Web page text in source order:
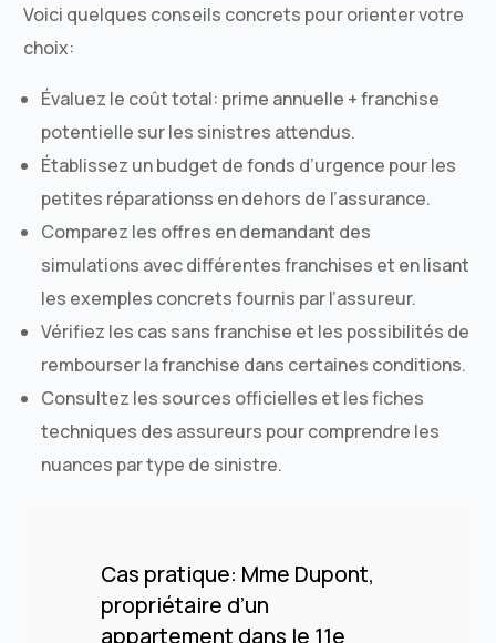
Voici quelques conseils concrets pour orienter votre
choix:
Évaluez le coût total: prime annuelle + franchise
potentielle sur les sinistres attendus.
Établissez un budget de fonds d’urgence pour les
petites réparationss en dehors de l’assurance.
Comparez les offres en demandant des
simulations avec différentes franchises et en lisant
les exemples concrets fournis par l’assureur.
Vérifiez les cas sans franchise et les possibilités de
rembourser la franchise dans certaines conditions.
Consultez les sources officielles et les fiches
techniques des assureurs pour comprendre les
nuances par type de sinistre.
Cas pratique: Mme Dupont,
propriétaire d’un
appartement dans le 11e